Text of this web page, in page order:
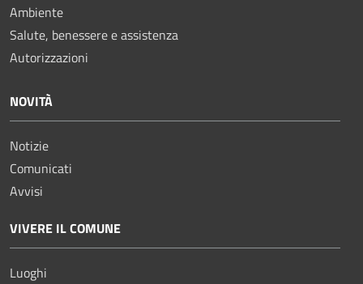
Ambiente
Salute, benessere e assistenza
Autorizzazioni
NOVITÀ
Notizie
Comunicati
Avvisi
VIVERE IL COMUNE
Luoghi